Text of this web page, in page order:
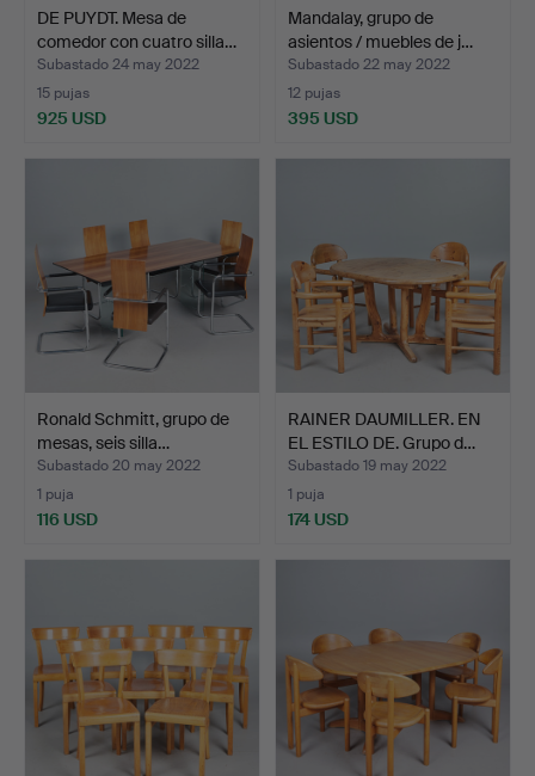
DE PUYDT. Mesa de
comedor con cuatro silla…
Subastado 24 may 2022
15 pujas
925 USD
Mandalay, grupo de
asientos / muebles de j…
Subastado 22 may 2022
12 pujas
395 USD
Ronald Schmitt, grupo de
mesas, seis silla…
Subastado 20 may 2022
1 puja
116 USD
RAINER DAUMILLER. EN
EL ESTILO DE. Grupo d…
Subastado 19 may 2022
1 puja
174 USD